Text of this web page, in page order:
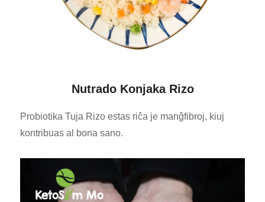
Nutrado Konjaka Rizo
Probiotika Tuja Rizo estas riĉa je manĝfibroj, kiuj
kontribuas al bona sano.